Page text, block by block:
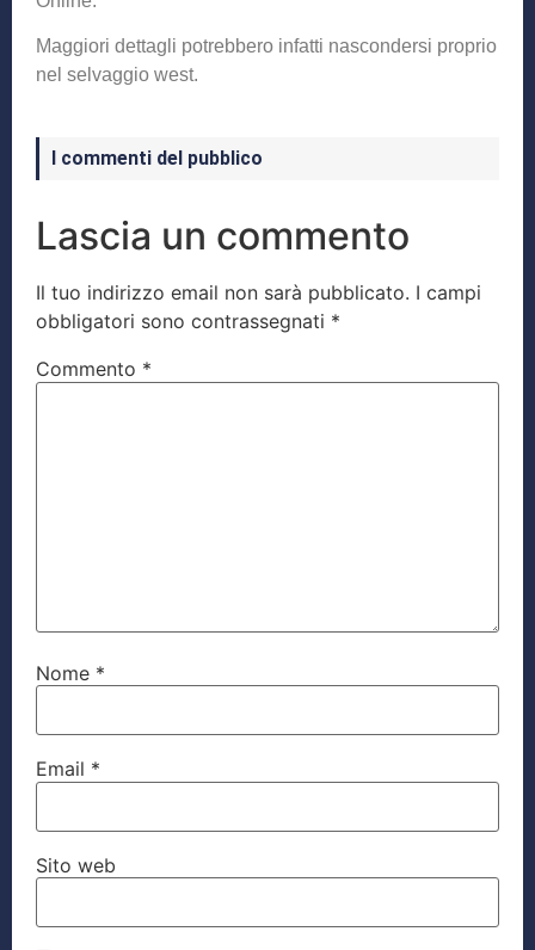
Maggiori dettagli potrebbero infatti nascondersi proprio
nel selvaggio west.
I commenti del pubblico
Lascia un commento
Il tuo indirizzo email non sarà pubblicato. I campi
obbligatori sono contrassegnati *
Commento *
Nome *
Email *
Sito web